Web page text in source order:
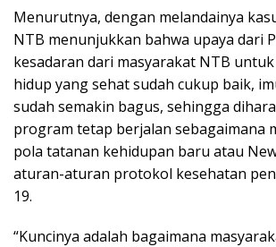
Menurutnya, dengan melandainya
NTB menunjukkan bahwa upaya dari
kesadaran dari masyarakat NTB
hidup yang sehat sudah cukup baik,
sudah semakin bagus, sehingga
program tetap berjalan sebagaimana
pola tatanan kehidupan baru atau
aturan-aturan protokol kesehatan
19.
“Kuncinya adalah bagaimana